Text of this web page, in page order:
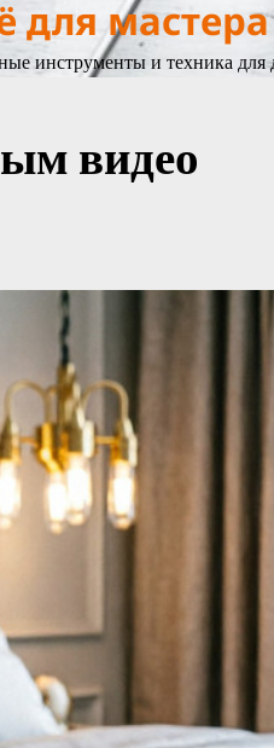
для мастера
инструменты и техника для
видео